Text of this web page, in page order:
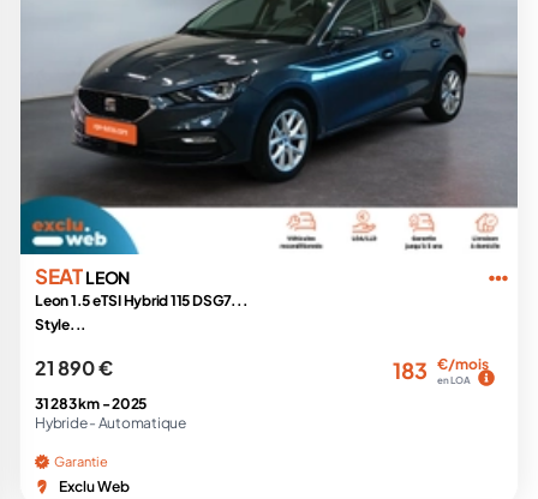
SEATLEON
Leon 1.5 eTSI Hybrid 115 DSG7...
Style...
21 890 € 183 €/mois
en LOA
31 283 km -2025
Hybride - Automatique
Garantie
Exclu Web